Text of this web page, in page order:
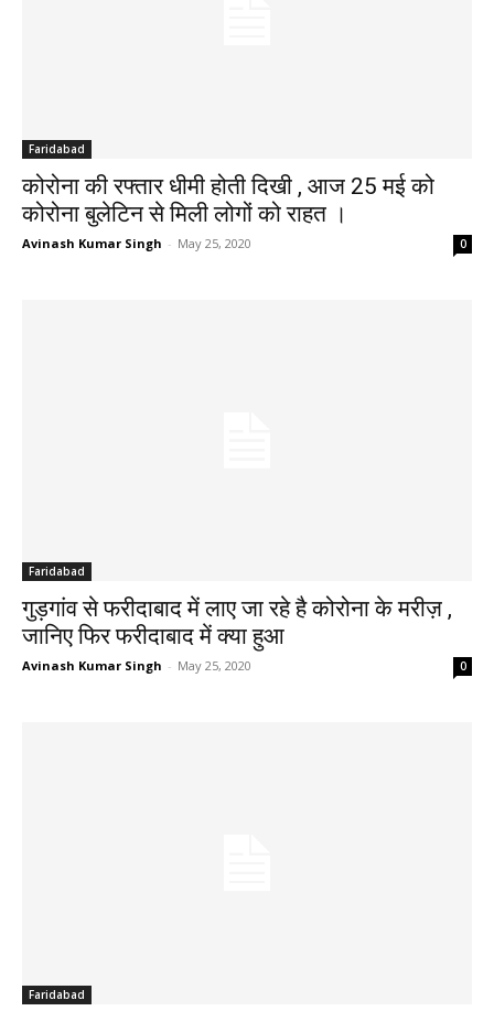
Faridabad
कोरोना की रफ्तार धीमी होती दिखी , आज 25 मई को
कोरोना बुलेटिन से मिली लोगों को राहत ।
Avinash Kumar Singh - May 25, 2020 0
Faridabad
गुड़गांव से फरीदाबाद में लाए जा रहे है कोरोना के मरीज़ ,
जानिए फिर फरीदाबाद में क्या हुआ
Avinash Kumar Singh - May 25, 2020 0
Faridabad